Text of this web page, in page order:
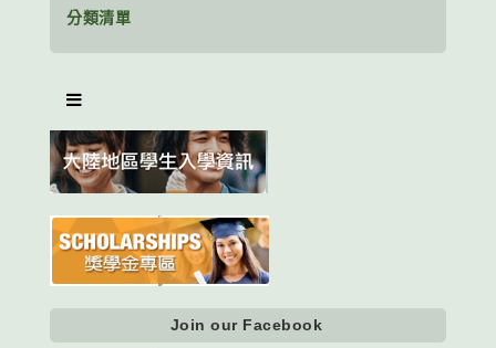
分類清單
Join our Facebook